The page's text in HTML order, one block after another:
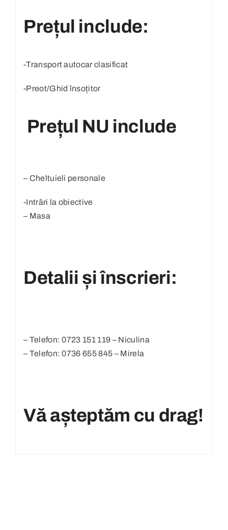
Prețul include:
-Transport autocar clasificat
-Preot/Ghid însoțitor
Prețul NU include
– Cheltuieli personale
-Intrări la obiective
– Masa
Detalii și înscrieri:
– Telefon: 0723 151 119 – Niculina
– Telefon: 0736 655 845 – Mirela
Vă așteptăm cu drag!